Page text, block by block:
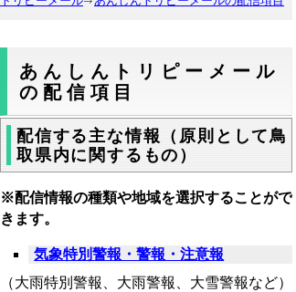
あんしんトリピーメール
の配信項目
配信する主な情報（原則として鳥
取県内に関するもの）
※配信情報の種類や地域を選択することがで
きます。
気象特別警報・警報・注意報
（大雨特別警報、大雨警報、大雪警報など）